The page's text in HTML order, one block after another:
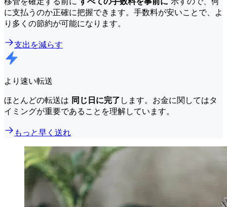
に支払うのか正確に把握できます。手数料が安いことで、よ
り多くの節約が可能になります。
支出を減らす
より速い転送
ほとんどの転送は 同じ日に完了 します。お金に関してはタ
イミングが重要であることを理解しています。
もっと早く送れ